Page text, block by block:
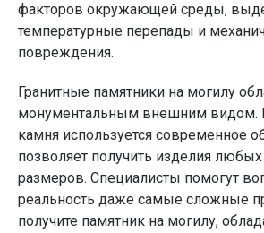
факторов окружающей среды,
температурные перепады и
повреждения.
Гранитные памятники на могилу
монументальным внешним видом.
камня используется современное
позволяет получить изделия
размеров. Специалисты помогут
реальность даже самые сложные
получите памятник на могилу,